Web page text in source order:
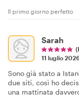
Il primo giorno perfetto
Sarah
11 luglio
Sono già stato a
due siti, così ho
una mattinata